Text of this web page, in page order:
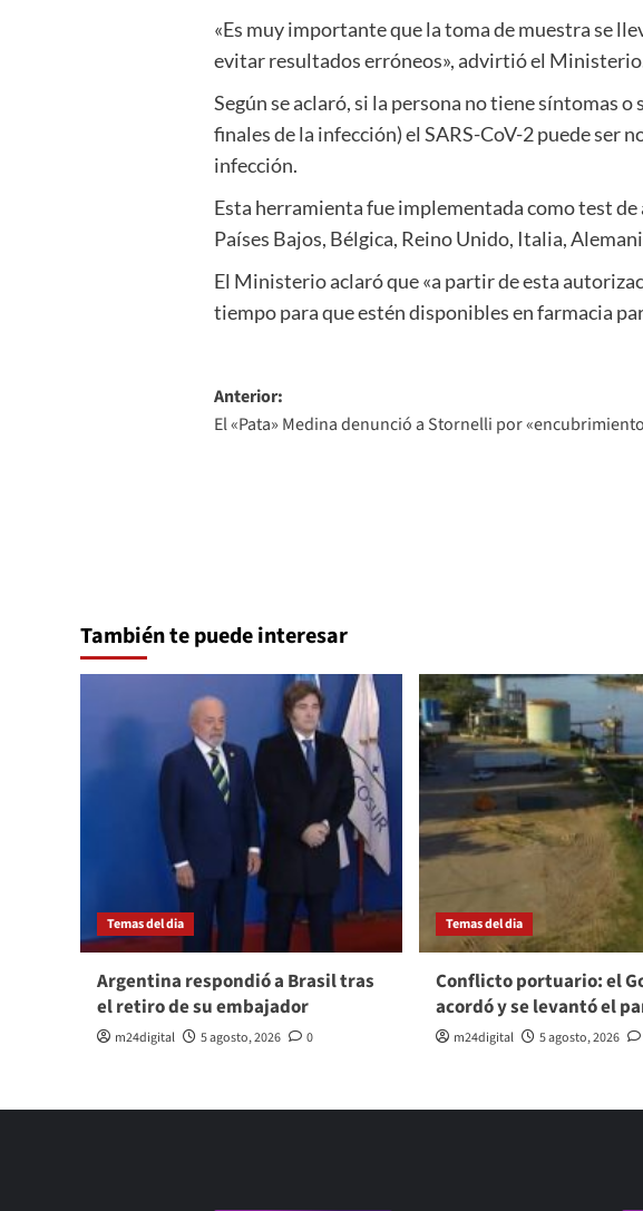
«Es muy importante que la toma de muestra se
evitar resultados erróneos», advirtió el
Según se aclaró, si la persona no tiene síntomas
finales de la infección) el SARS-CoV-2 puede ser
infección.
Esta herramienta fue implementada como test
Países Bajos, Bélgica, Reino Unido, Italia,
El Ministerio aclaró que «a partir de esta
tiempo para que estén disponibles en farmacia
Navegación
de
Anterior:
El «Pata» Medina denunció a Stornelli por
También te puede interesar
Temas del dia
Argentina respondió a Brasil tras
el retiro de su embajador
m24digital 5 agosto, 2026 0
Temas del dia
Conflicto portuario: el
acordó y se levantó el
m24digital 5 agosto, 2026